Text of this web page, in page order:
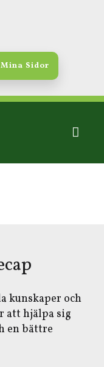
Sidor
kunskaper och
att hjälpa sig
en bättre